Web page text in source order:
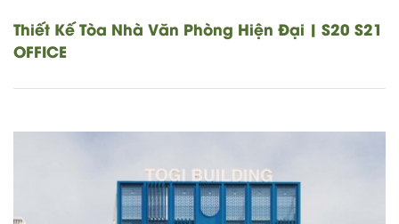
Thiết Kế Tòa Nhà Văn Phòng Hiện Đại | S20 S21
OFFICE